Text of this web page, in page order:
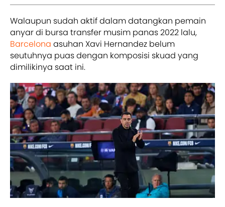
Walaupun sudah aktif dalam datangkan pemain
anyar di bursa transfer musim panas 2022 lalu,
Barcelona asuhan Xavi Hernandez belum
seutuhnya puas dengan komposisi skuad yang
dimilikinya saat ini.